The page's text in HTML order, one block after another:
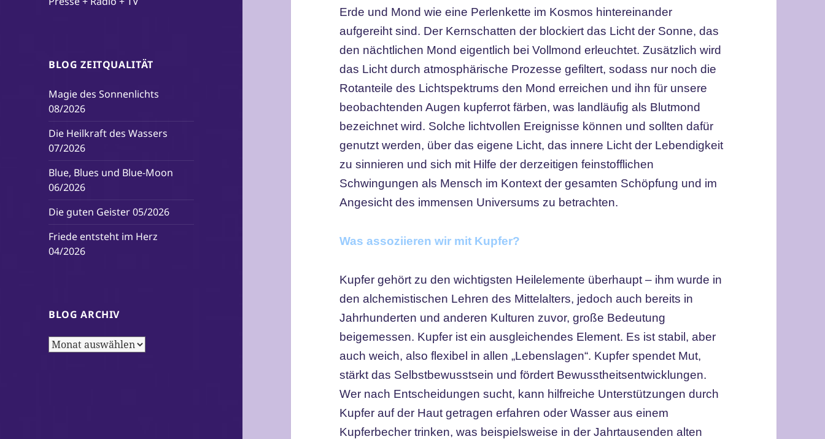
BLOG ZEITQUALITÄT
Magie des Sonnenlichts
08/2026
Die Heilkraft des Wassers
07/2026
Blue, Blues und Blue-Moon
06/2026
Die guten Geister 05/2026
Friede entsteht im Herz
04/2026
BLOG ARCHIV
Blog
Erde und Mond wie eine Perlenkette im Kosmos hintereinander
aufgereiht sind. Der Kernschatten der blockiert das Licht der Sonne, das
den nächtlichen Mond eigentlich bei Vollmond erleuchtet. Zusätzlich wird
das Licht durch atmosphärische Prozesse gefiltert, sodass nur noch die
Rotanteile des Lichtspektrums den Mond erreichen und ihn für unsere
beobachtenden Augen kupferrot färben, was landläufig als Blutmond
bezeichnet wird. Solche lichtvollen Ereignisse können und sollten dafür
genutzt werden, über das eigene Licht, das innere Licht der Lebendigkeit
zu sinnieren und sich mit Hilfe der derzeitigen feinstofflichen
Schwingungen als Mensch im Kontext der gesamten Schöpfung und im
Angesicht des immensen Universums zu betrachten.
Was assoziieren wir mit Kupfer?
Kupfer gehört zu den wichtigsten Heilelemente überhaupt – ihm wurde in
den alchemistischen Lehren des Mittelalters, jedoch auch bereits in
Jahrhunderten und anderen Kulturen zuvor, große Bedeutung
beigemessen. Kupfer ist ein ausgleichendes Element. Es ist stabil, aber
auch weich, also flexibel in allen „Lebenslagen“. Kupfer spendet Mut,
stärkt das Selbstbewusstsein und fördert Bewusstheitsentwicklungen.
Wer nach Entscheidungen sucht, kann hilfreiche Unterstützungen durch
Kupfer auf der Haut getragen erfahren oder Wasser aus einem
Kupferbecher trinken, was beispielsweise in der Jahrtausenden alten